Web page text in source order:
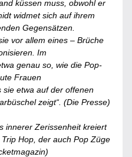
küssen muss, obwohl er
widmet sich auf ihrem
Gegensätzen.
vor allem eines – Brüche
Im
genau so, wie die Pop-
Frauen
etwa auf der offenen
zeigt“. (Die Presse)
innerer Zerissenheit kreiert
Hop, der auch Pop Züge